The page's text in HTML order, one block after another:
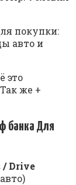
покупки:
авто и
это
же +
банка Для
/ Drive